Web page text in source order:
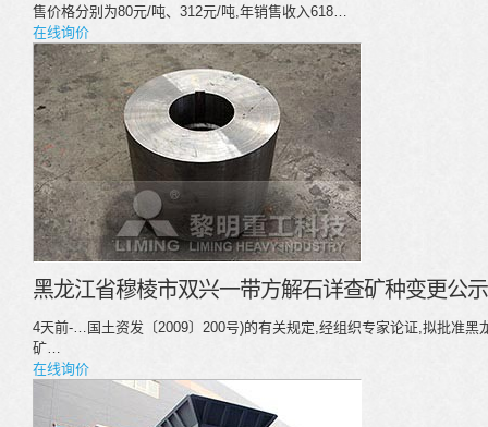
售价格分别为80元/吨、312元/吨,年销售收入618…
在线询价
黑龙江省穆棱市双兴一带方解石详查矿种变更公示
4天前-…国土资发〔2009〕200号)的有关规定,经组织专家论证,拟批准黑
矿…
在线询价